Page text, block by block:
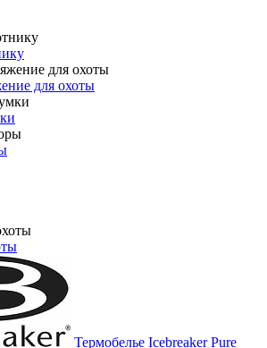
для охоты
Термобелье Icebreaker Pure